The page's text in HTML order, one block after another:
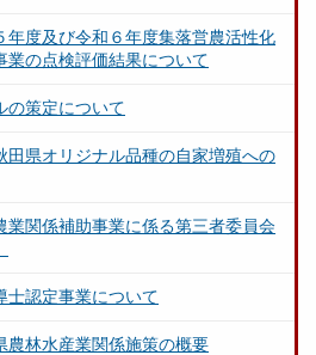
年度及び令和６年度集落営農活性化
業の点検評価結果について
の策定について
田県オリジナル品種の自家増殖への
業関係補助事業に係る第三者委員会
士認定事業について
林水産業関係施策の概要